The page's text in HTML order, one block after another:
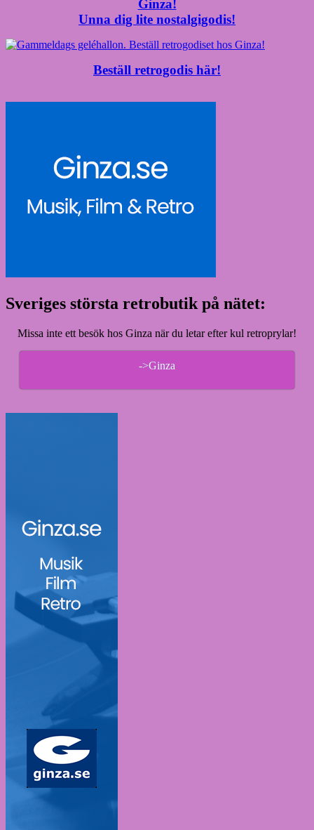
Unna dig lite nostalgigodis!
Beställ retrogodis här!
Sveriges största retrobutik på nätet:
Missa inte ett besök hos Ginza när du letar efter kul retroprylar!
->Ginza